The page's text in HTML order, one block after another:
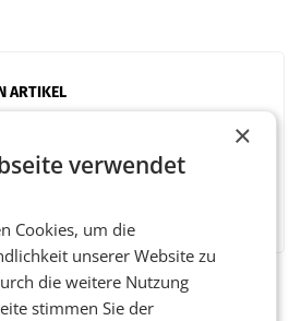
ARTIKEL
×
verwendet
Cookies, um die
unserer Website zu
die weitere Nutzung
stimmen Sie der